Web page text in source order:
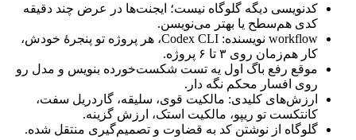
کدنویسی دیگه گلوگاه نیست؛ ایجنت‌ها در عرض چند دقیقه
کدی هم‌سطح یا بهتر می‌نویسن.
workflow نویسنده: Codex CLI، هر پروژه تو پنجرهٔ خودش،
کار هم‌زمان روی ۳ تا ۶ پروژه.
موقع رفع باگ اول یه تست شکست‌خورده بنویس و مدل رو
روی افسار محکم نگه دار.
ارزش‌های کلیدی: مالکیت قوی، سلیقه، گاردریل سفت،
کانتکست تو ریپو، مالکیت استک، ارزش گزینه.
گلوگاه از نوشتن کد به قضاوت و تصمیم‌گیری منتقل شده.